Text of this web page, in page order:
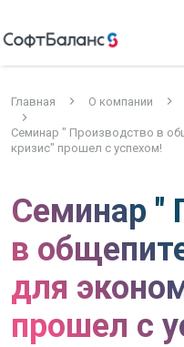
Главная О компании
Семинар " Производство в
кризис" прошел с успехом!
Семинар "
в
для
прошел с